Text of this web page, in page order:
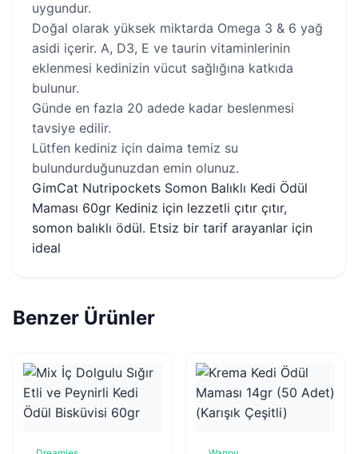
uygundur.
Doğal olarak yüksek miktarda Omega 3 & 6 yağ
asidi içerir. A, D3, E ve taurin vitaminlerinin
eklenmesi kedinizin vücut sağlığına katkıda
bulunur.
Günde en fazla 20 adede kadar beslenmesi
tavsiye edilir.
Lütfen kediniz için daima temiz su
bulundurduğunuzdan emin olunuz.
GimCat Nutripockets Somon Balıklı Kedi Ödül
Maması 60gr Kediniz için lezzetli çıtır çıtır,
somon balıklı ödül. Etsiz bir tarif arayanlar için
ideal
Benzer Ürünler